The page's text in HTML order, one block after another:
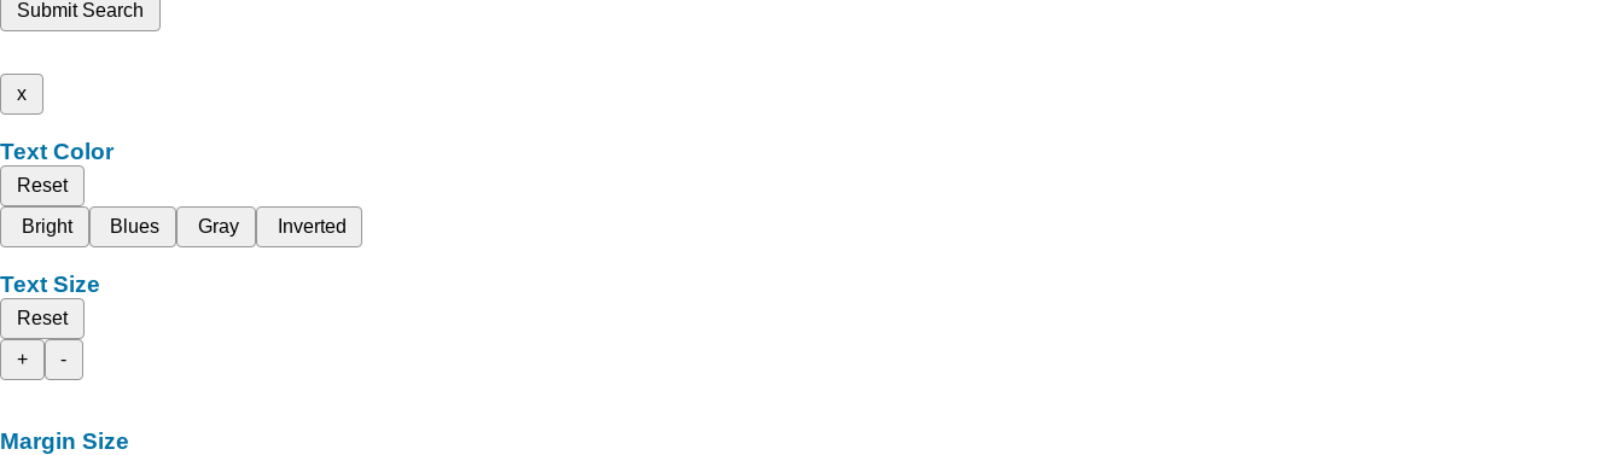
Submit Search
x
Text Color
Reset
Bright
Blues Gray Inverted
Text Size
Reset
+
-
Margin Size